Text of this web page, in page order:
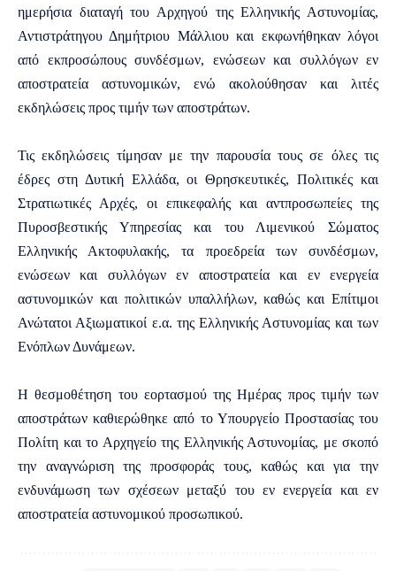
ημερήσια διαταγή του Αρχηγού της Ελληνικής Αστυνομίας,
Αντιστράτηγου Δημήτριου Μάλλιου και εκφωνήθηκαν λόγοι
από εκπροσώπους συνδέσμων, ενώσεων και συλλόγων εν
αποστρατεία αστυνομικών, ενώ ακολούθησαν και λιτές
εκδηλώσεις προς τιμήν των αποστράτων.
Τις εκδηλώσεις τίμησαν με την παρουσία τους σε όλες τις
έδρες στη Δυτική Ελλάδα, οι Θρησκευτικές, Πολιτικές και
Στρατιωτικές Αρχές, οι επικεφαλής και αντπροσωπείες της
Πυροσβεστικής Υπηρεσίας και του Λιμενικού Σώματος
Ελληνικής Ακτοφυλακής, τα προεδρεία των συνδέσμων,
ενώσεων και συλλόγων εν αποστρατεία και εν ενεργεία
αστυνομικών και πολιτικών υπαλλήλων, καθώς και Επίτιμοι
Ανώτατοι Αξιωματικοί ε.α. της Ελληνικής Αστυνομίας και των
Ενόπλων Δυνάμεων.
Η θεσμοθέτηση του εορτασμού της Ημέρας προς τιμήν των
αποστράτων καθιερώθηκε από το Υπουργείο Προστασίας του
Πολίτη και το Αρχηγείο της Ελληνικής Αστυνομίας, με σκοπό
την αναγνώριση της προσφοράς τους, καθώς και για την
ενδυνάμωση των σχέσεων μεταξύ του εν ενεργεία και εν
αποστρατεία αστυνομικού προσωπικού.